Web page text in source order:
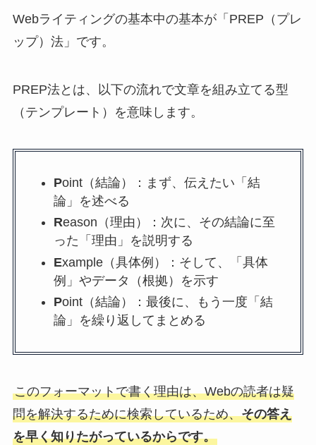
Webライティングの基本中の基本が「PREP（プレ
ップ）法」です。
PREP法とは、以下の流れで文章を組み立てる型
（テンプレート）を意味します。
Point（結論）：まず、伝えたい「結
論」を述べる
Reason（理由）：次に、その結論に至
った「理由」を説明する
Example（具体例）：そして、「具体
例」やデータ（根拠）を示す
Point（結論）：最後に、もう一度「結
論」を繰り返してまとめる
このフォーマットで書く理由は、Webの読者は疑
問を解決するために検索しているため、その答え
を早く知りたがっているからです。